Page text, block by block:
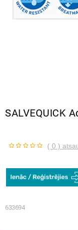
SALVEQUICK
( 0 )
633694